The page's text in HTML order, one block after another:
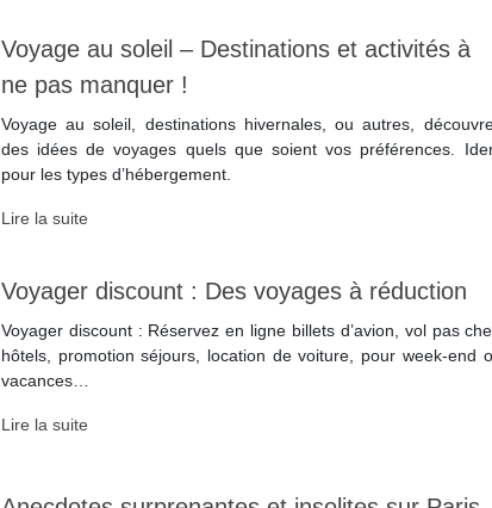
Voyage au soleil – Destinations et activités à
ne pas manquer !
Voyage au soleil, destinations hivernales, ou autres,
des idées de voyages quels que soient vos préférences.
pour les types d’hébergement.
Lire la suite
Voyager discount : Des voyages à réduction
Voyager discount : Réservez en ligne billets d’avion, vol pas
hôtels, promotion séjours, location de voiture, pour week-end
vacances…
Lire la suite